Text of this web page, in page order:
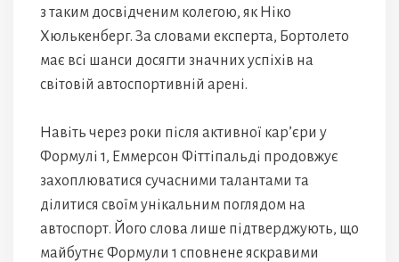
з таким досвідченим колегою, як Ніко
Хюлькенберг. За словами експерта, Бортолето
має всі шанси досягти значних успіхів на
світовій автоспортивній арені.
Навіть через роки після активної кар’єри у
Формулі 1, Еммерсон Фіттіпальді продовжує
захоплюватися сучасними талантами та
ділитися своїм унікальним поглядом на
автоспорт. Його слова лише підтверджують, що
майбутнє Формули 1 сповнене яскравими